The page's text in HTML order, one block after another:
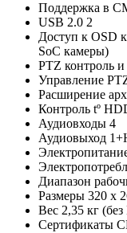
Поддержка в
USB 2.0 2
Доступ к OSD
SoC камеры)
PTZ контроль
Управление
Расширение
Контроль tº
Аудиовходы 4
Аудиовыход
Диапазон
Размеры 320 х
Вес 2,35 кг
Сертификаты